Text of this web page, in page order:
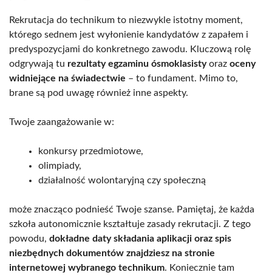
Rekrutacja do technikum to niezwykle istotny moment,
którego sednem jest wyłonienie kandydatów z zapałem i
predyspozycjami do konkretnego zawodu. Kluczową rolę
odgrywają tu rezultaty egzaminu ósmoklasistyoraz oceny
widniejące na świadectwie – to fundament. Mimo to,
brane są pod uwagę również inne aspekty.
Twoje zaangażowanie w:
konkursy przedmiotowe,
olimpiady,
działalność wolontaryjną czy społeczną
może znacząco podnieść Twoje szanse. Pamiętaj, że każda
szkoła autonomicznie kształtuje zasady rekrutacji. Z tego
powodu, dokładne daty składania aplikacji oraz spis
niezbędnych dokumentów znajdziesz na stronie
internetowej wybranego technikum. Koniecznie tam